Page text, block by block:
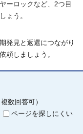
ーロックなど、2つ目
ょう。
発見と返還につながり
頼しましょう。
数回答可）
ページを探しにくい